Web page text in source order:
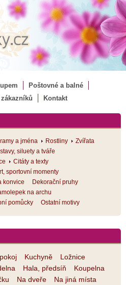
Poštovné a balné
zákazníků Kontakt
a jména Rostliny
Zvířata
siluety a tváře
Citáty a texty
sportovní momenty
konvice
Dekorační pruhy
na archu
pomůcky Ostatní motivy
Kuchyně
Ložnice
Hala, předsíň
Koupelna
Na dveře Na jiná místa